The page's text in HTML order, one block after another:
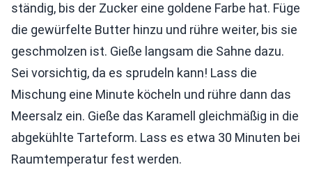
ständig, bis der Zucker eine goldene Farbe hat. Füge
die gewürfelte Butter hinzu und rühre weiter, bis sie
geschmolzen ist. Gieße langsam die Sahne dazu.
Sei vorsichtig, da es sprudeln kann! Lass die
Mischung eine Minute köcheln und rühre dann das
Meersalz ein. Gieße das Karamell gleichmäßig in die
abgekühlte Tarteform. Lass es etwa 30 Minuten bei
Raumtemperatur fest werden.